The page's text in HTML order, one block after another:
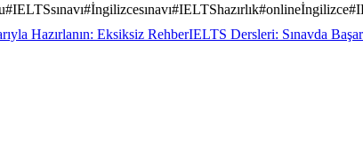
#IELTSsınavı#İngilizcesınavı#IELTShazırlık#onlineİngilizce#
Hazırlanın: Eksiksiz RehberIELTS Dersleri: Sınavda